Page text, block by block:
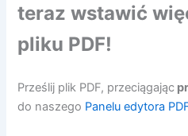
teraz wstawić
pliku PDF!
Prześlij plik PDF, przeciągając
do naszego Panelu edytora